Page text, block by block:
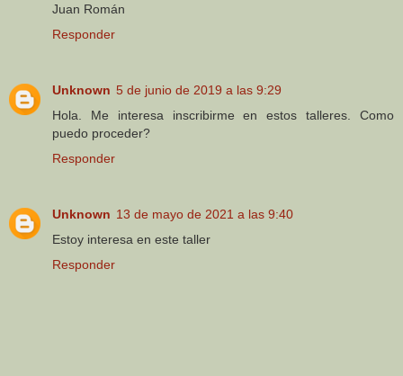
Juan Román
Responder
Unknown 5 de junio de 2019 a las 9:29
Hola. Me interesa inscribirme en estos talleres. Como
puedo proceder?
Responder
Unknown 13 de mayo de 2021 a las 9:40
Estoy interesa en este taller
Responder